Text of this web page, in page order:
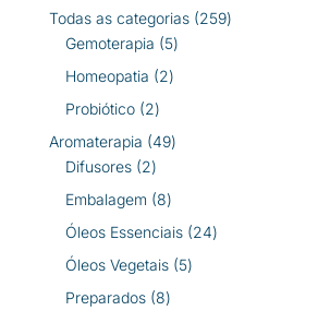
Todas as categorias 259259
Gemoterapia 55
produtos
Homeopatia 22
Probiótico 22
produtos
Aromaterapia 4949
Difusores 22
produtos
Embalagem 88
produtos
Óleos Essenciais 2424
Óleos Vegetais 55
Preparados 88